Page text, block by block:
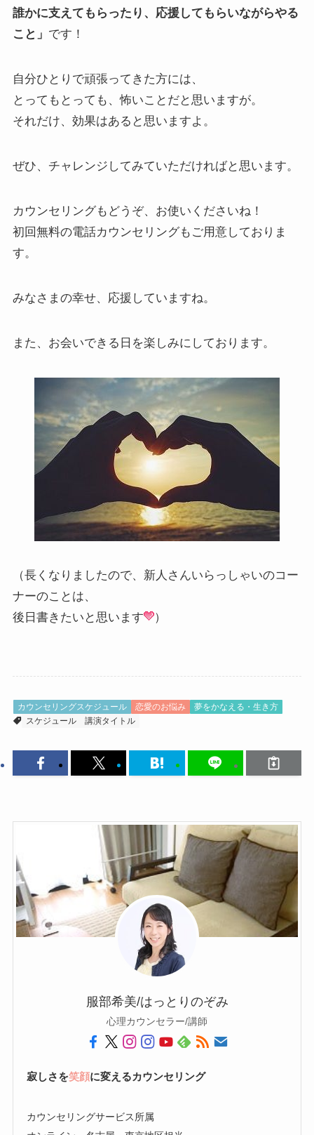
誰かに支えてもらったり、応援してもらいながらやる
こと」 です！
自分ひとりで頑張ってきた方には、
とってもとっても、怖いことだと思いますが。
それだけ、効果はあると思いますよ。
ぜひ、チャレンジしてみていただければと思います。
カウンセリングもどうぞ、お使いくださいね！
初回無料の電話カウンセリングもご用意しておりま
す。
みなさまの幸せ、応援していますね。
また、お会いできる日を楽しみにしております。
（長くなりましたので、新人さんいらっしゃいのコー
ナーのことは、
後日書きたいと思います
）
カウンセリングスケジュール 恋愛のお悩み
夢をかなえる・生き方
スケジュール
講演タイトル
服部希美/はっとりのぞみ
心理カウンセラー/講師
寂しさを笑顔に変えるカウンセリング
カウンセリングサービス所属